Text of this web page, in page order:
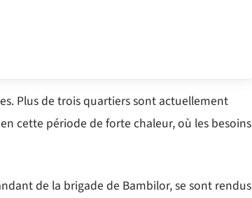
Plus de trois quartiers sont actuellement
cette période de forte chaleur, où les besoins
de la brigade de Bambilor, se sont rendus